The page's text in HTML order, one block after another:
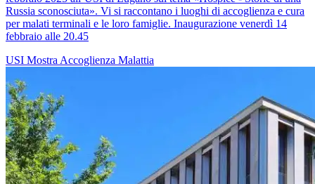
Russia sconosciuta». Vi si raccontano i luoghi di accoglienza e cura
per malati terminali e le loro famiglie. Inaugurazione venerdì 14
febbraio alle 20.45
USI Mostra Accoglienza Malattia